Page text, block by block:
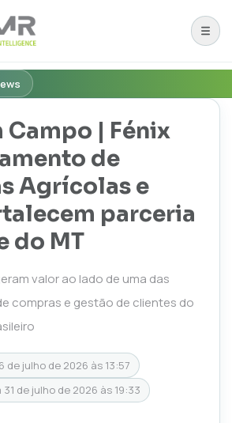
Campo | Fénix
de
Agrícolas e
parceria
do MT
valor ao lado de uma das
compras e gestão de clientes do
6 de julho de 2026 às 13:57
31 de julho de 2026 às 19:33